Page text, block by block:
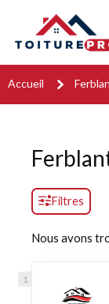
Accueil
Filtres
Nous avons